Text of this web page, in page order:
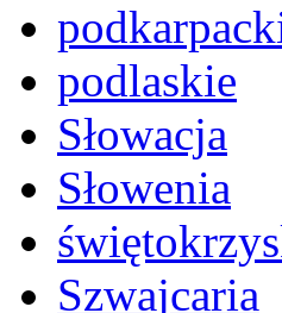
podlaskie
Słowacja
Słowenia
Szwajcaria